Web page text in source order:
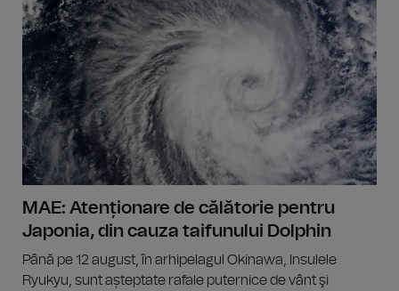
MAE: Atenționare de călătorie pentru
Japonia, din cauza taifunului Dolphin
Până pe 12 august, în arhipelagul Okinawa, Insulele
Ryukyu, sunt așteptate rafale puternice de vânt şi